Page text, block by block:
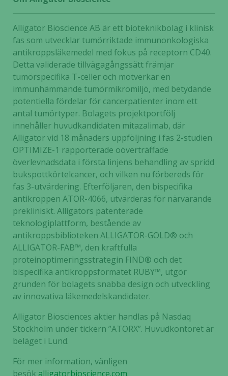
Alligator Bioscience AB är ett bioteknikbolag i klinisk
fas som utvecklar tumörriktade immunonkologiska
antikroppsläkemedel med fokus på receptorn CD40.
Detta validerade tillvägagångssätt främjar
tumörspecifika T-celler och motverkar en
immunhämmande tumörmikromiljö, med betydande
potentiella fördelar för cancerpatienter inom ett
antal tumörtyper. Bolagets projektportfölj
innehåller huvudkandidaten mitazalimab, där
Alligator vid 18 månaders uppföljning i fas 2-studien
OPTIMIZE-1 rapporterade oöverträffade
överlevnadsdata i första linjens behandling av spridd
bukspottkörtelcancer, och vilken nu förbereds för
fas 3-utvärdering. Efterföljaren, den bispecifika
antikroppen ATOR-4066, utvärderas för närvarande
prekliniskt. Alligators patenterade
teknologiplattform, bestående av
antikroppsbiblioteken ALLIGATOR-GOLD® och
ALLIGATOR-FAB™, den kraftfulla
proteinoptimeringsstrategin FIND® och det
bispecifika antikroppsformatet RUBY™, utgör
grunden för bolagets snabba design och utveckling
av innovativa läkemedelskandidater.
Alligator Biosciences aktier handlas på Nasdaq
Stockholm under tickern ”ATORX”. Huvudkontoret är
beläget i Lund.
För mer information, vänligen
besök alligatorbioscience.com.
över huvud
taget ska
fungera.
Statistik
För att vi ska
kunna
förbättra
hemsidans
funktionalitet
och
uppbyggnad,
baserat på
hur hemsidan
används.
Upplevelse
För att vår
hemsida ska
prestera så
bra som
möjligt
besök. Om
du nekar de